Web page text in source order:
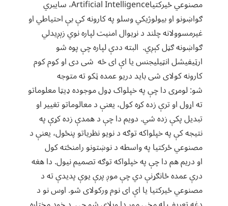
مصنوعي ځیرکتیاArtificial Intelligence، سایبري
ګواښونو او بیولوژیکي وسلو په کارونه کې بې احتیاطي او
غیرمسوولانه چلند د نړیوال امنیت لپاره نوي زېږیدلي
ګواښونه ګڼل کېږي. البته ددې لپاره چې پوه شو
ارټیفیشل انټیلیجنس یا اې ای څه شی دی او کوم کوم
کارونه کولای شی باید دريو عمده ټکو ته متوجه
شو: لومړی دا چې په خپلواک ډول موجوده ډيټا معلوماتو
ته اړول او ترې زده کړه کول، یعنې د معالوماتو تغییر او
تبدیل پکې زده شي. دويم دا چې د همدې زده کړې په
نتیجه کې په خپلواکه توګه د نويو نظریاتو پنځول، یعنې د
مصنوعي ځرکتیا په واسطه د نوښتونو رامنځته کول
او دریم هم دا چې په خپلواکه توګه تصميم نیول. دا هغه
درې عمده ځانګړنې دي چې موږ پرې یوې پديدې ته د
مصنوعي ځیرکتیا یا اې ای نوم ورکولای شو. اوس نو د